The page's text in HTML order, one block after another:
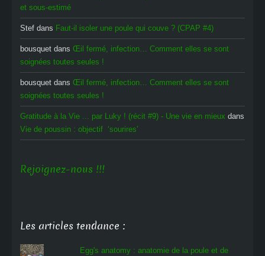
et sous-estimé
Stef dans Faut-il isoler une poule qui couve ? (CPAP #4)
bousquet dans Œil fermé, infection… Comment elles se sont
soignées toutes seules !
bousquet dans Œil fermé, infection… Comment elles se sont
soignées toutes seules !
Gratitude à la Vie ... par Luky ! (récit #9) - Une vie en mieux dans
Vie de poussin : objectif ‘sourires’
Rejoignez-nous !!!
Les articles tendance :
Egg's anatomy : anatomie de la poule et de